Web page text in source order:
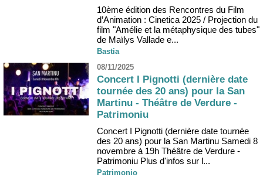
10ème édition des Rencontres du Film
d’Animation : Cinetica 2025 / Projection du
film "Amélie et la métaphysique des tubes"
de Maïlys Vallade e...
Bastia
08/11/2025
Concert I Pignotti (dernière date
tournée des 20 ans) pour la San
Martinu - Théâtre de Verdure -
Patrimoniu
Concert I Pignotti (dernière date tournée
des 20 ans) pour la San Martinu Samedi 8
novembre à 19h Théâtre de Verdure -
Patrimoniu Plus d'infos sur l...
Patrimonio